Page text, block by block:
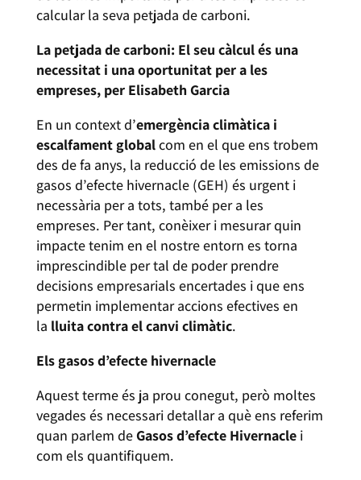
calcular la seva petjada de carboni.
La petjada de carboni: El seu càlcul és una
necessitat i una oportunitat per a les
empreses, per Elisabeth Garcia
En un context d’emergència climàtica i
escalfament globalcom en el que ens trobem
des de fa anys, la reducció de les emissions de
gasos d’efecte hivernacle (GEH) és urgent i
necessària per a tots, també per a les
empreses. Per tant, conèixer i mesurar quin
impacte tenim en el nostre entorn es torna
imprescindible per tal de poder prendre
decisions empresarials encertades i que ens
permetin implementar accions efectives en
la lluita contra el canvi climàtic.
Els gasos d’efecte hivernacle
Aquest terme és ja prou conegut, però moltes
vegades és necessari detallar a què ens referim
quan parlem deGasos d’efecte Hivernaclei
com els quantifiquem.